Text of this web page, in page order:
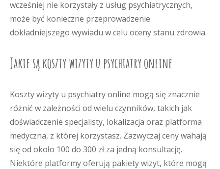
wcześniej nie korzystały z usług psychiatrycznych,
może być konieczne przeprowadzenie
dokładniejszego wywiadu w celu oceny stanu zdrowia.
Jakie są koszty wizyty u psychiatry online
Koszty wizyty u psychiatry online mogą się znacznie
różnić w zależności od wielu czynników, takich jak
doświadczenie specjalisty, lokalizacja oraz platforma
medyczna, z której korzystasz. Zazwyczaj ceny wahają
się od około 100 do 300 zł za jedną konsultację.
Niektóre platformy oferują pakiety wizyt, które mogą